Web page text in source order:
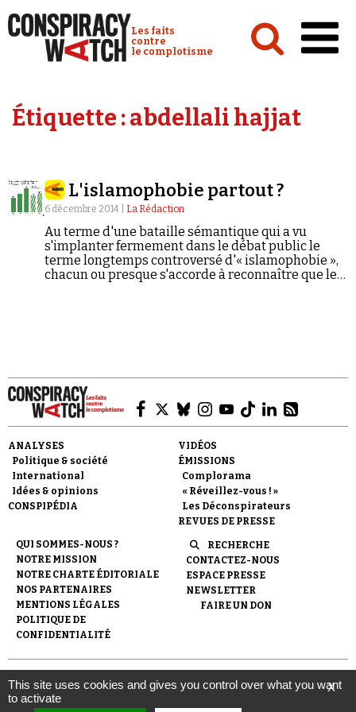
Conspiracy Watch :
Les faits
contre
le complotisme
Analyses
Vidéos
Revues de presse
Faire un don
Demander à Vera
Étiquette :abdellali hajjat
L'islamophobie partout ?
6 décembre 2014 | La Rédaction
Au terme d'une bataille sémantique qui a vu
s'implanter fermement dans le débat public le
terme longtemps controversé d'« islamophobie »,
chacun ou presque s'accorde à reconnaître que le
identitaire.
ANALYSES
Politique & société
International
Idées & opinions
CONSPIPÉDIA
VIDÉOS
ÉMISSIONS
Complorama
« Réveillez-vous ! »
Les Déconspirateurs
REVUES DE PRESSE
QUI SOMMES-NOUS ?
NOTRE MISSION
NOTRE CHARTE ÉDITORIALE
NOS PARTENAIRES
MENTIONS LÉGALES
POLITIQUE DE
CONFIDENTIALITÉ
RECHERCHE
CONTACTEZ-NOUS
ESPACE PRESSE
NEWSLETTER
FAIRE UN DON
© 2007- 2026 Conspiracy Watch | Une réalisation de
l'Observatoire du conspirationnisme (association loi de 1901) avec
le soutien de la Fondation pour la Mémoire de la Shoah.
X
This site uses cookies and gives you control over what you want
to activate